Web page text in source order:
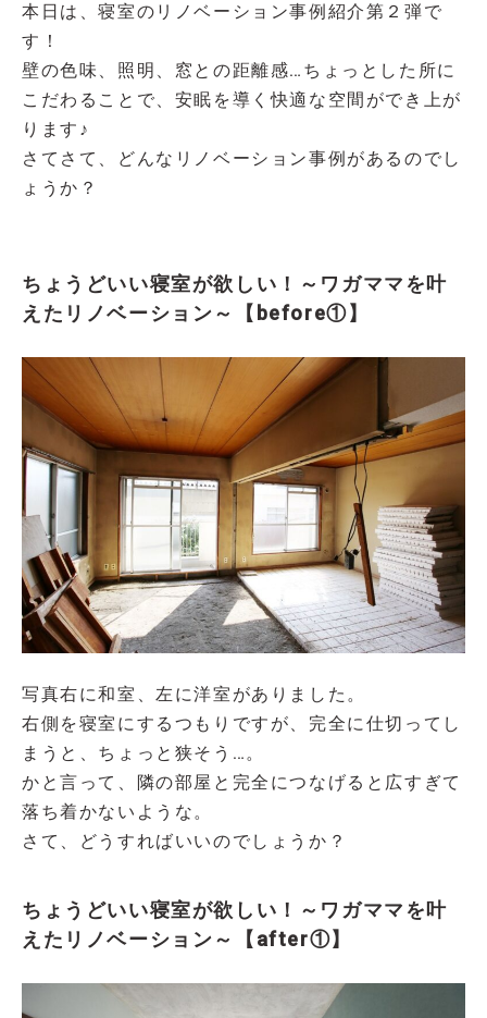
本日は、寝室のリノベーション事例紹介第２弾で
す！
壁の色味、照明、窓との距離感…ちょっとした所に
こだわることで、安眠を導く快適な空間ができ上が
ります♪
さてさて、どんなリノベーション事例があるのでし
ょうか？
ちょうどいい寝室が欲しい！～ワガママを叶
えたリノベーション～【before①】
写真右に和室、左に洋室がありました。
右側を寝室にするつもりですが、完全に仕切ってし
まうと、ちょっと狭そう…。
かと言って、隣の部屋と完全につなげると広すぎて
落ち着かないような。
さて、どうすればいいのでしょうか？
ちょうどいい寝室が欲しい！～ワガママを叶
えたリノベーション～【after①】